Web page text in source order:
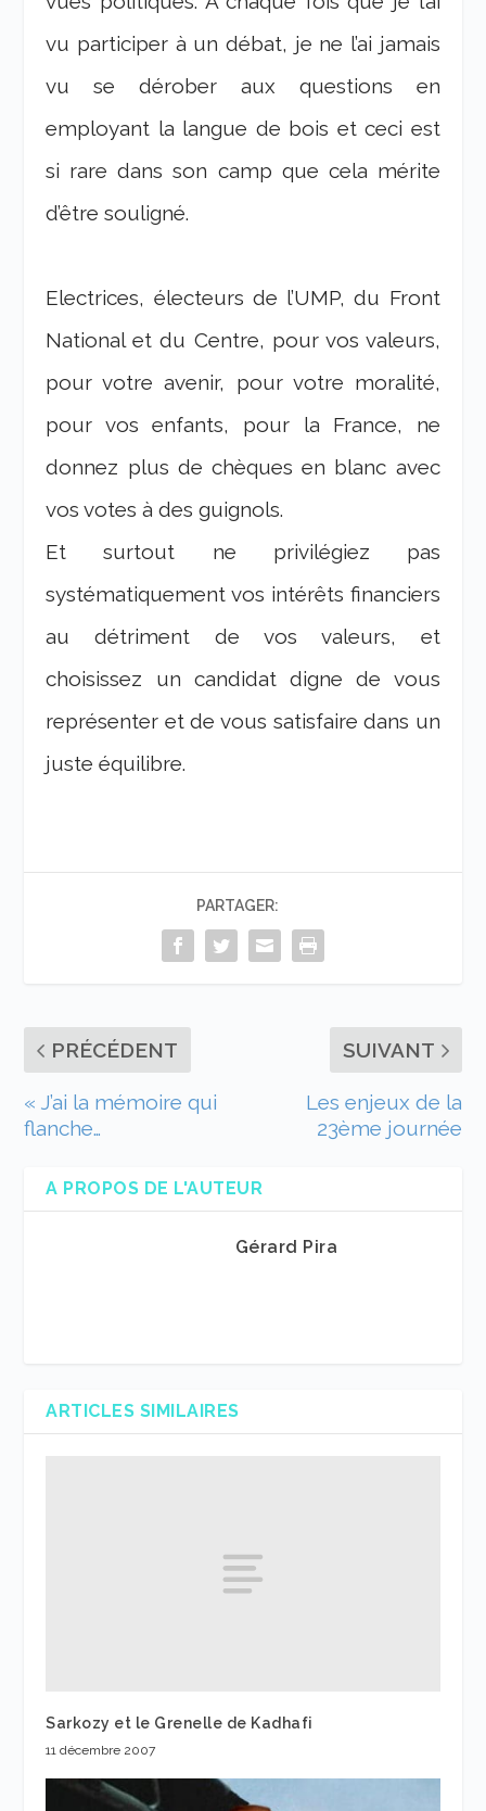
vu participer à un débat, je ne l’ai jamais
vu se dérober aux questions en
employant la langue de bois et ceci est
si rare dans son camp que cela mérite
d’être souligné.
Electrices, électeurs de l’UMP, du Front
National et du Centre, pour vos valeurs,
pour votre avenir, pour votre moralité,
pour vos enfants, pour la France, ne
donnez plus de chèques en blanc avec
vos votes à des guignols.
Et surtout ne privilégiez pas
systématiquement vos intérêts financiers
au détriment de vos valeurs, et
choisissez un candidat digne de vous
représenter et de vous satisfaire dans un
juste équilibre.
PARTAGER:
PRÉCÉDENT
« J’ai la mémoire qui
flanche…
SUIVANT
Les enjeux de la
23ème journée
A PROPOS DE L'AUTEUR
Gérard Pira
ARTICLES SIMILAIRES
Sarkozy et le Grenelle de Kadhafi
11 décembre 2007